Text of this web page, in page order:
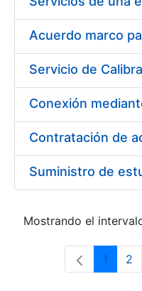
Mostrando el
Página
1 2